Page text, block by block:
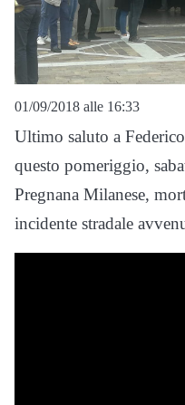
01/09/2018 alle 16:33
Ultimo saluto a
questo pomeriggio,
Pregnana Milanese,
incidente stradale